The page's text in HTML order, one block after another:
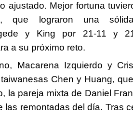
ajustado. Mejor fortuna
que lograron una
y King por 21-11 y
a su próximo reto.
Macarena Izquierdo y
Chen y Huang,
la pareja mixta de Daniel
las remontadas del día. Tras